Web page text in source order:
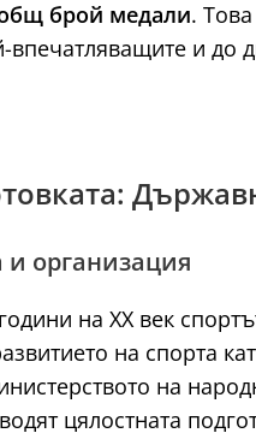
брой медали.
впечатляващите и до
и организация
на ХХ век
на спорта
на
цялостната